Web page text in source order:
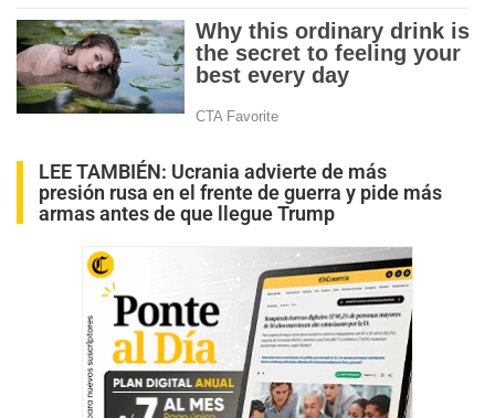
LEE TAMBIÉN: Ucrania advierte de más
presión rusa en el frente de guerra y pide más
armas antes de que llegue Trump